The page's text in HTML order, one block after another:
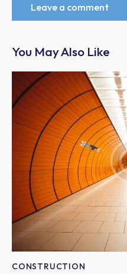
You May Also Like
CONSTRUCTION